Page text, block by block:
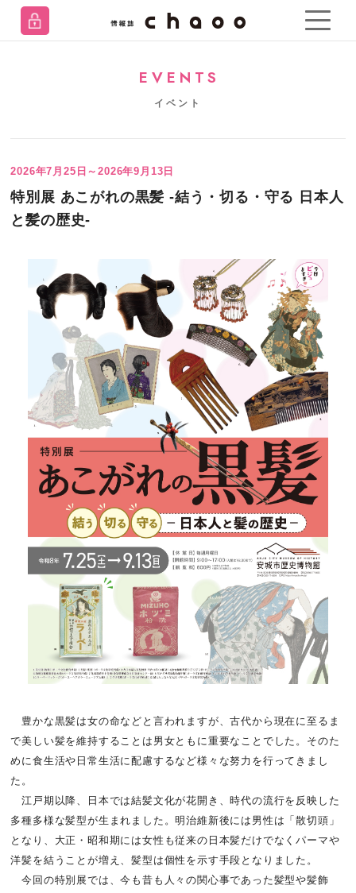
EVENTS
イベント
2026年7月25日～2026年9月13日
特別展 あこがれの黒髪 -結う・切る・守る 日本人
と髪の歴史-
豊かな黒髪は女の命などと言われますが、古代から現在に至るま
で美しい髪を維持することは男女ともに重要なことでした。そのた
めに食生活や日常生活に配慮するなど様々な努力を行ってきまし
た。
江戸期以降、日本では結髪文化が花開き、時代の流行を反映した
多種多様な髪型が生まれました。明治維新後には男性は「散切頭」
となり、大正・昭和期には女性も従来の日本髪だけでなくパーマや
洋髪を結うことが増え、髪型は個性を示す手段となりました。
今回の特別展では、今も昔も人々の関心事であった髪型や髪飾